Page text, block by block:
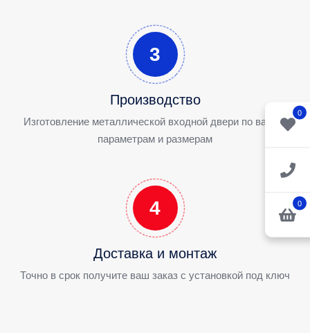
0
0
3
Производство
Изготовление металлической входной двери по вашим
параметрам и размерам
4
Доставка и монтаж
Точно в срок получите ваш заказ с установкой под ключ